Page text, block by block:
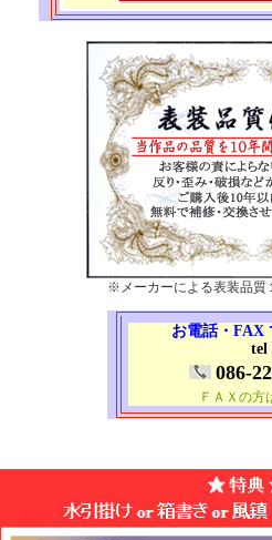
※メーカーによる表装品質
お電話・FAX
tel
086-
ＦＡＸの方